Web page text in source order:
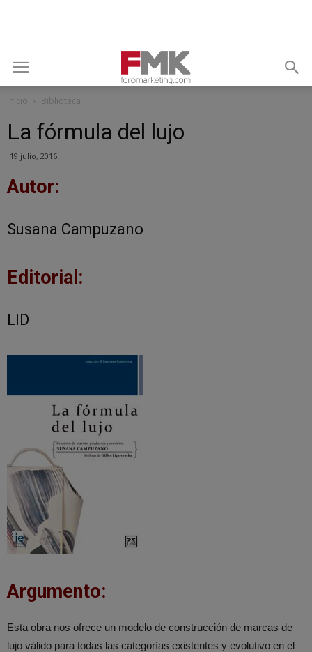
Inicio Biblioteca
La fórmula del lujo
19 julio, 2016
Autor:
Susana Campuzano
Editorial:
LID
Argumento:
Esta obra nos ofrece un modelo de construcción de marcas de
lujo válido para todas las categorías existentes y evolutivo en el